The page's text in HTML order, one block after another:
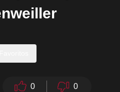
0 0